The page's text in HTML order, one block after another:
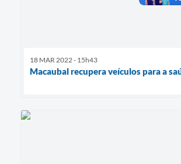
18 MAR 2022 - 15h43
Macaubal recupera veículos para a